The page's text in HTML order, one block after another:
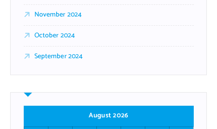
November 2024
October 2024
September 2024
August 2026